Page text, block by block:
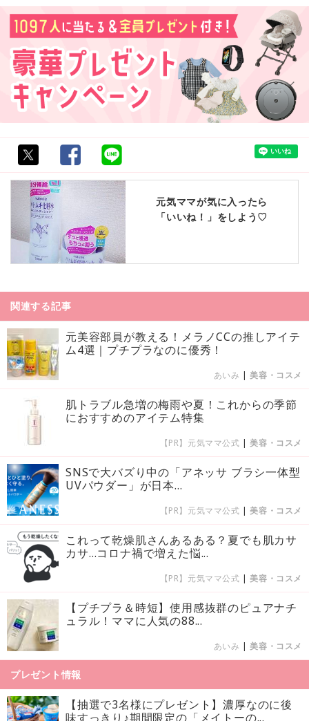
元気ママが気に入ったら
「いいね！」をしよう♡
関連する記事
元美容部員が教える！メラノCCの推しアイテ
ム4選｜プチプラなのに優秀！
あいみ |美容・コスメ
肌トラブル急増の梅雨や夏！これからの季節
におすすめのアイテム特集
【PR】元気ママ公式 |美容・コスメ
SNSで大バズり中の「アネッサ ブラシ一体型
UVパウダー」が日本...
【PR】元気ママ公式 |美容・コスメ
これって乾燥肌さんあるある？夏でも肌カサ
カサ…コロナ禍で増えた悩...
【PR】元気ママ公式 |美容・コスメ
【プチプラ＆時短】使用感抜群のピュアナチ
ュラル！ママに人気の88...
あいみ |美容・コスメ
プレゼント情報
【抽選で3名様にプレゼント】濃厚なのに後
味すっきり♪期間限定の「メイトーの...